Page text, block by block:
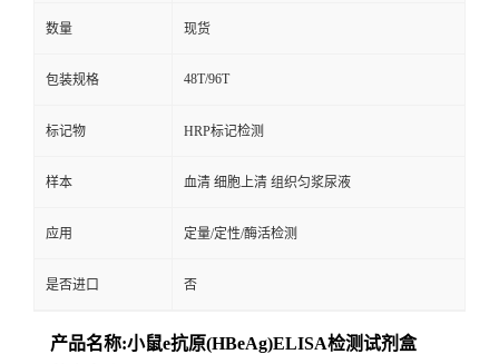
数量 现货
包装规格 48T/96T
标记物 HRP标记检测
样本 血清 细胞上清 组织匀浆尿液
应用 定量/定性/酶活检测
是否进口 否
产品名称:小鼠e抗原(HBeAg)ELISA检测试剂盒